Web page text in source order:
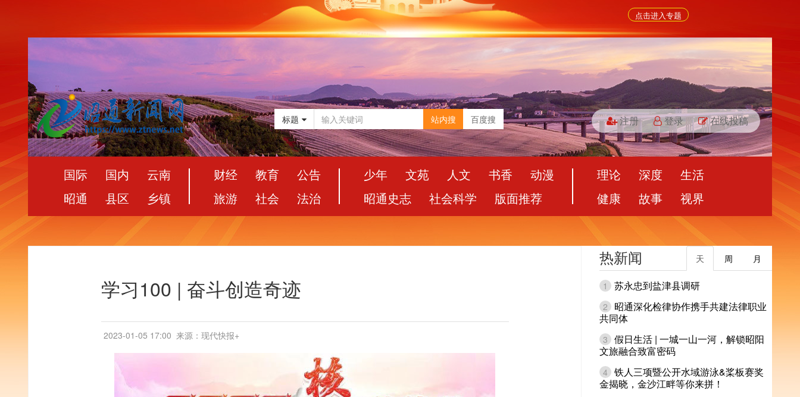
点击进入专题
标题 站内搜 百度搜 注册 登录 在线投稿
国际 国内
云南
昭通
县区 乡镇
财经 教育
公告
旅游
社会 法治
少年 文苑 人文 书香
动漫
昭通史志
社会科学 版面推荐
理论 深度
生活
健康
故事 视界
学习100 | 奋斗创造奇迹
2023-01-05 17:00 来源：现代快报+
热新闻 月
周
天
1 苏永忠到盐津县调研
2
昭通深化检律协作携手共建法律职业
共同体
3 假日生活 | 一城一山一河，解锁昭阳
文旅融合致富密码
4 铁人三项暨公开水域游泳&桨板赛奖
金揭晓，金沙江畔等你来拼！